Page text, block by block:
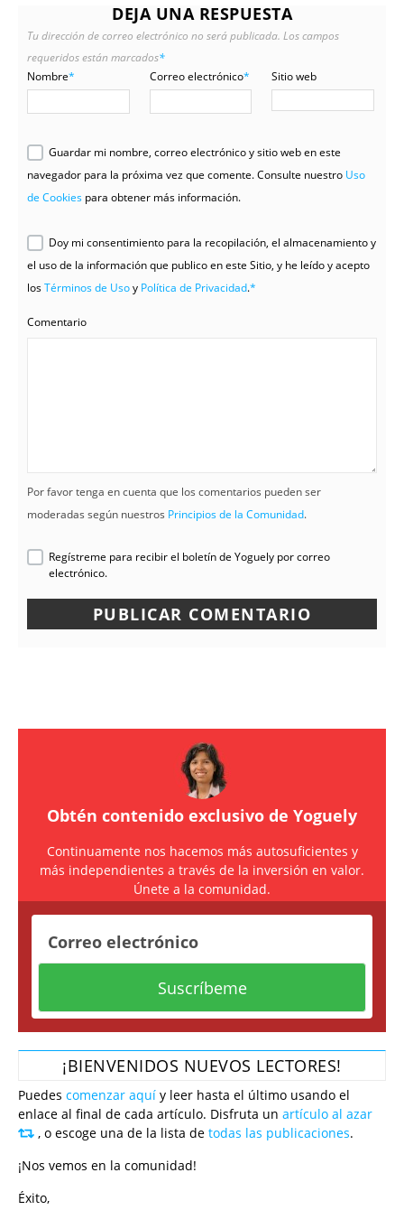
DEJA UNA RESPUESTA
Tu dirección de correo electrónico no será publicada. Los campos
requeridos están marcados*
Nombre* Correo electrónico* Sitio web
Guardar mi nombre, correo electrónico y sitio web en este
navegador para la próxima vez que comente. Consulte nuestro Uso
de Cookies para obtener más información.
Doy mi consentimiento para la recopilación, el almacenamiento y
el uso de la información que publico en este Sitio, y he leído y acepto
losTérminos de Usoy Política de Privacidad.*
Comentario
Por favor tenga en cuenta que los comentarios pueden ser
moderadas según nuestros Principios de la Comunidad.
Regístreme para recibir el boletín de Yoguely por correo
electrónico.
Obtén contenido exclusivo de Yoguely
Continuamente nos hacemos más autosuficientes y
más independientes a través de la inversión en valor.
Únete a la comunidad.
¡BIENVENIDOS NUEVOS LECTORES!
Puedes comenzar aquí y leer hasta el último usando el
enlace al final de cada artículo. Disfruta un artículo al azar
, o escoge una de la lista de todas las publicaciones.
¡Nos vemos en la comunidad!
Éxito,